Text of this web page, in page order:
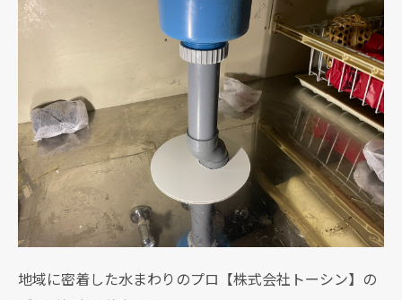
地域に密着した水まわりのプロ【株式会社トーシン】の